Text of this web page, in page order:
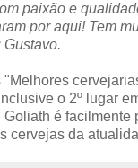
paixão e
por aqui! Tem
"Melhores
o 2º lugar
Goliath é facilmente
cervejas da